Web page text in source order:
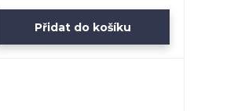
Přidat do košíku